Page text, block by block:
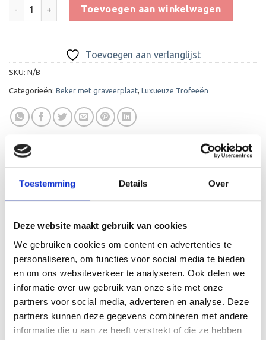
Toestemming Details Over
Deze website maakt gebruik van cookies
We gebruiken cookies om content en advertenties te
personaliseren, om functies voor social media te bieden
en om ons websiteverkeer te analyseren. Ook delen we
informatie over uw gebruik van onze site met onze
partners voor social media, adverteren en analyse. Deze
partners kunnen deze gegevens combineren met andere
informatie die u aan ze heeft verstrekt of die ze hebben
Trofee CAX9170 aantal
Toevoegen aan winkelwagen
Toevoegen aan verlanglijst
SKU: N/B
Categorieën: Beker met graveerplaat, Luxueuze Trofeeën
AANVULLENDE INFORMATIE
LEVERTIJD 2-4 werkdagen
HOOGTE 53 cm, 58 cm, 64 cm
KLEUR Goud
MATERIAAL TROFEE Kunststof/Metaal